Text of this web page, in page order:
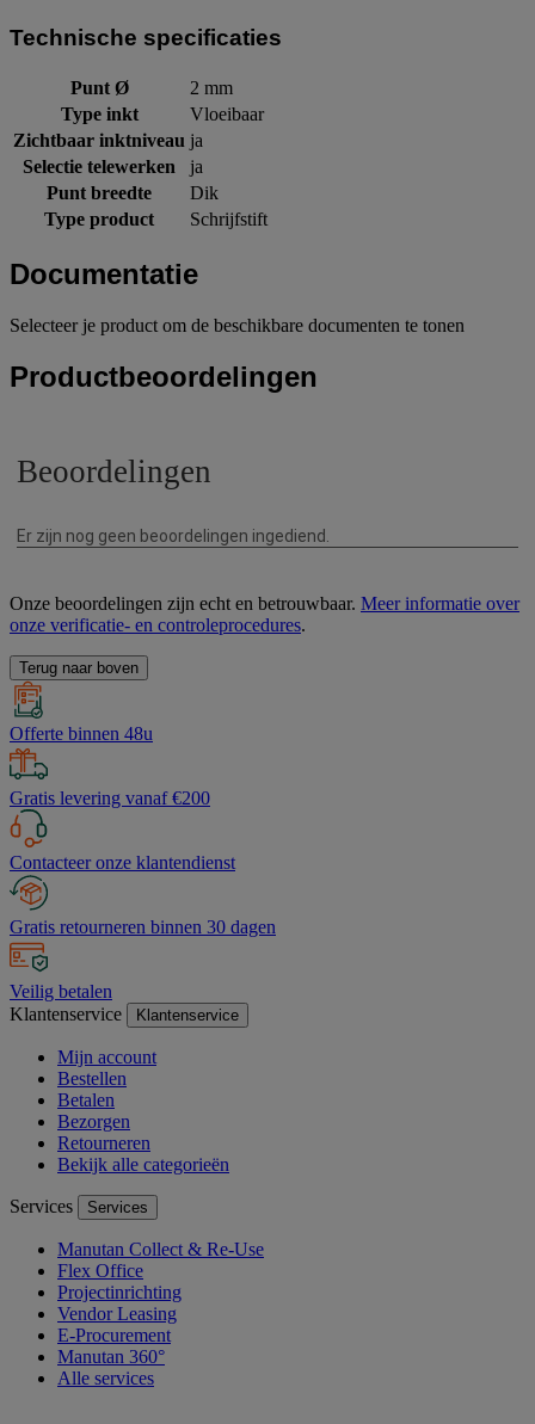
Technische specificaties
Punt Ø
2 mm
Type inkt
Vloeibaar
Zichtbaar inktniveau ja
Selectie telewerken
ja
Punt breedte
Dik
Type product
Schrijfstift
Documentatie
Selecteer je product om de beschikbare documenten te tonen
Productbeoordelingen
Onze beoordelingen zijn echt en betrouwbaar. Meer informatie over
onze verificatie- en controleprocedures.
Terug naar boven
Offerte binnen 48u
Gratis levering vanaf €200
Contacteer onze klantendienst
Gratis retourneren binnen 30 dagen
Veilig betalen
Klantenservice
Klantenservice
Mijn account
Bestellen
Betalen
Bezorgen
Retourneren
Bekijk alle categorieën
Services Services
Manutan Collect & Re-Use
Flex Office
Projectinrichting
Vendor Leasing
E-Procurement
Manutan 360°
Alle services